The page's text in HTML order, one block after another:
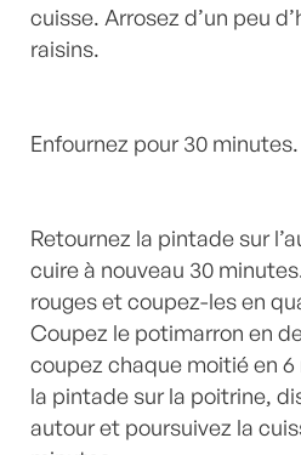
cuisse. Arrosez d’un peu
raisins.
Enfournez pour 30 minutes.
Retournez la pintade sur
cuire à nouveau 30
rouges et coupez-les en
Coupez le potimarron en
coupez chaque moitié en
la pintade sur la poitrine,
autour et poursuivez la